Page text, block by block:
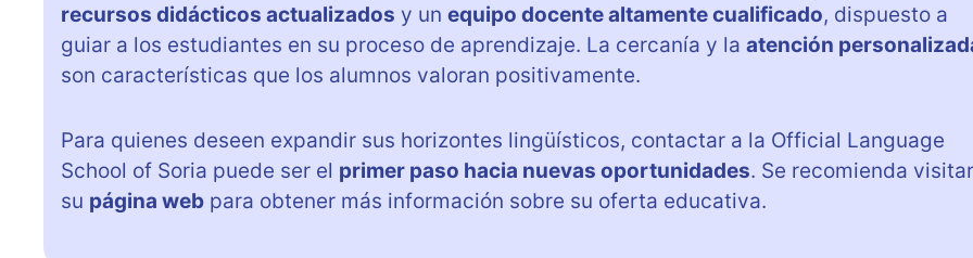
recursos didácticos actualizados y un equipo docente altamente cualificado, dispuesto a
guiar a los estudiantes en su proceso de aprendizaje. La cercanía y la atención
son características que los alumnos valoran positivamente.
Para quienes deseen expandir sus horizontes lingüísticos, contactar a la Official Language
School of Soria puede ser el primer paso hacia nuevas oportunidades. Se recomienda visitar
su página web para obtener más información sobre su oferta educativa.